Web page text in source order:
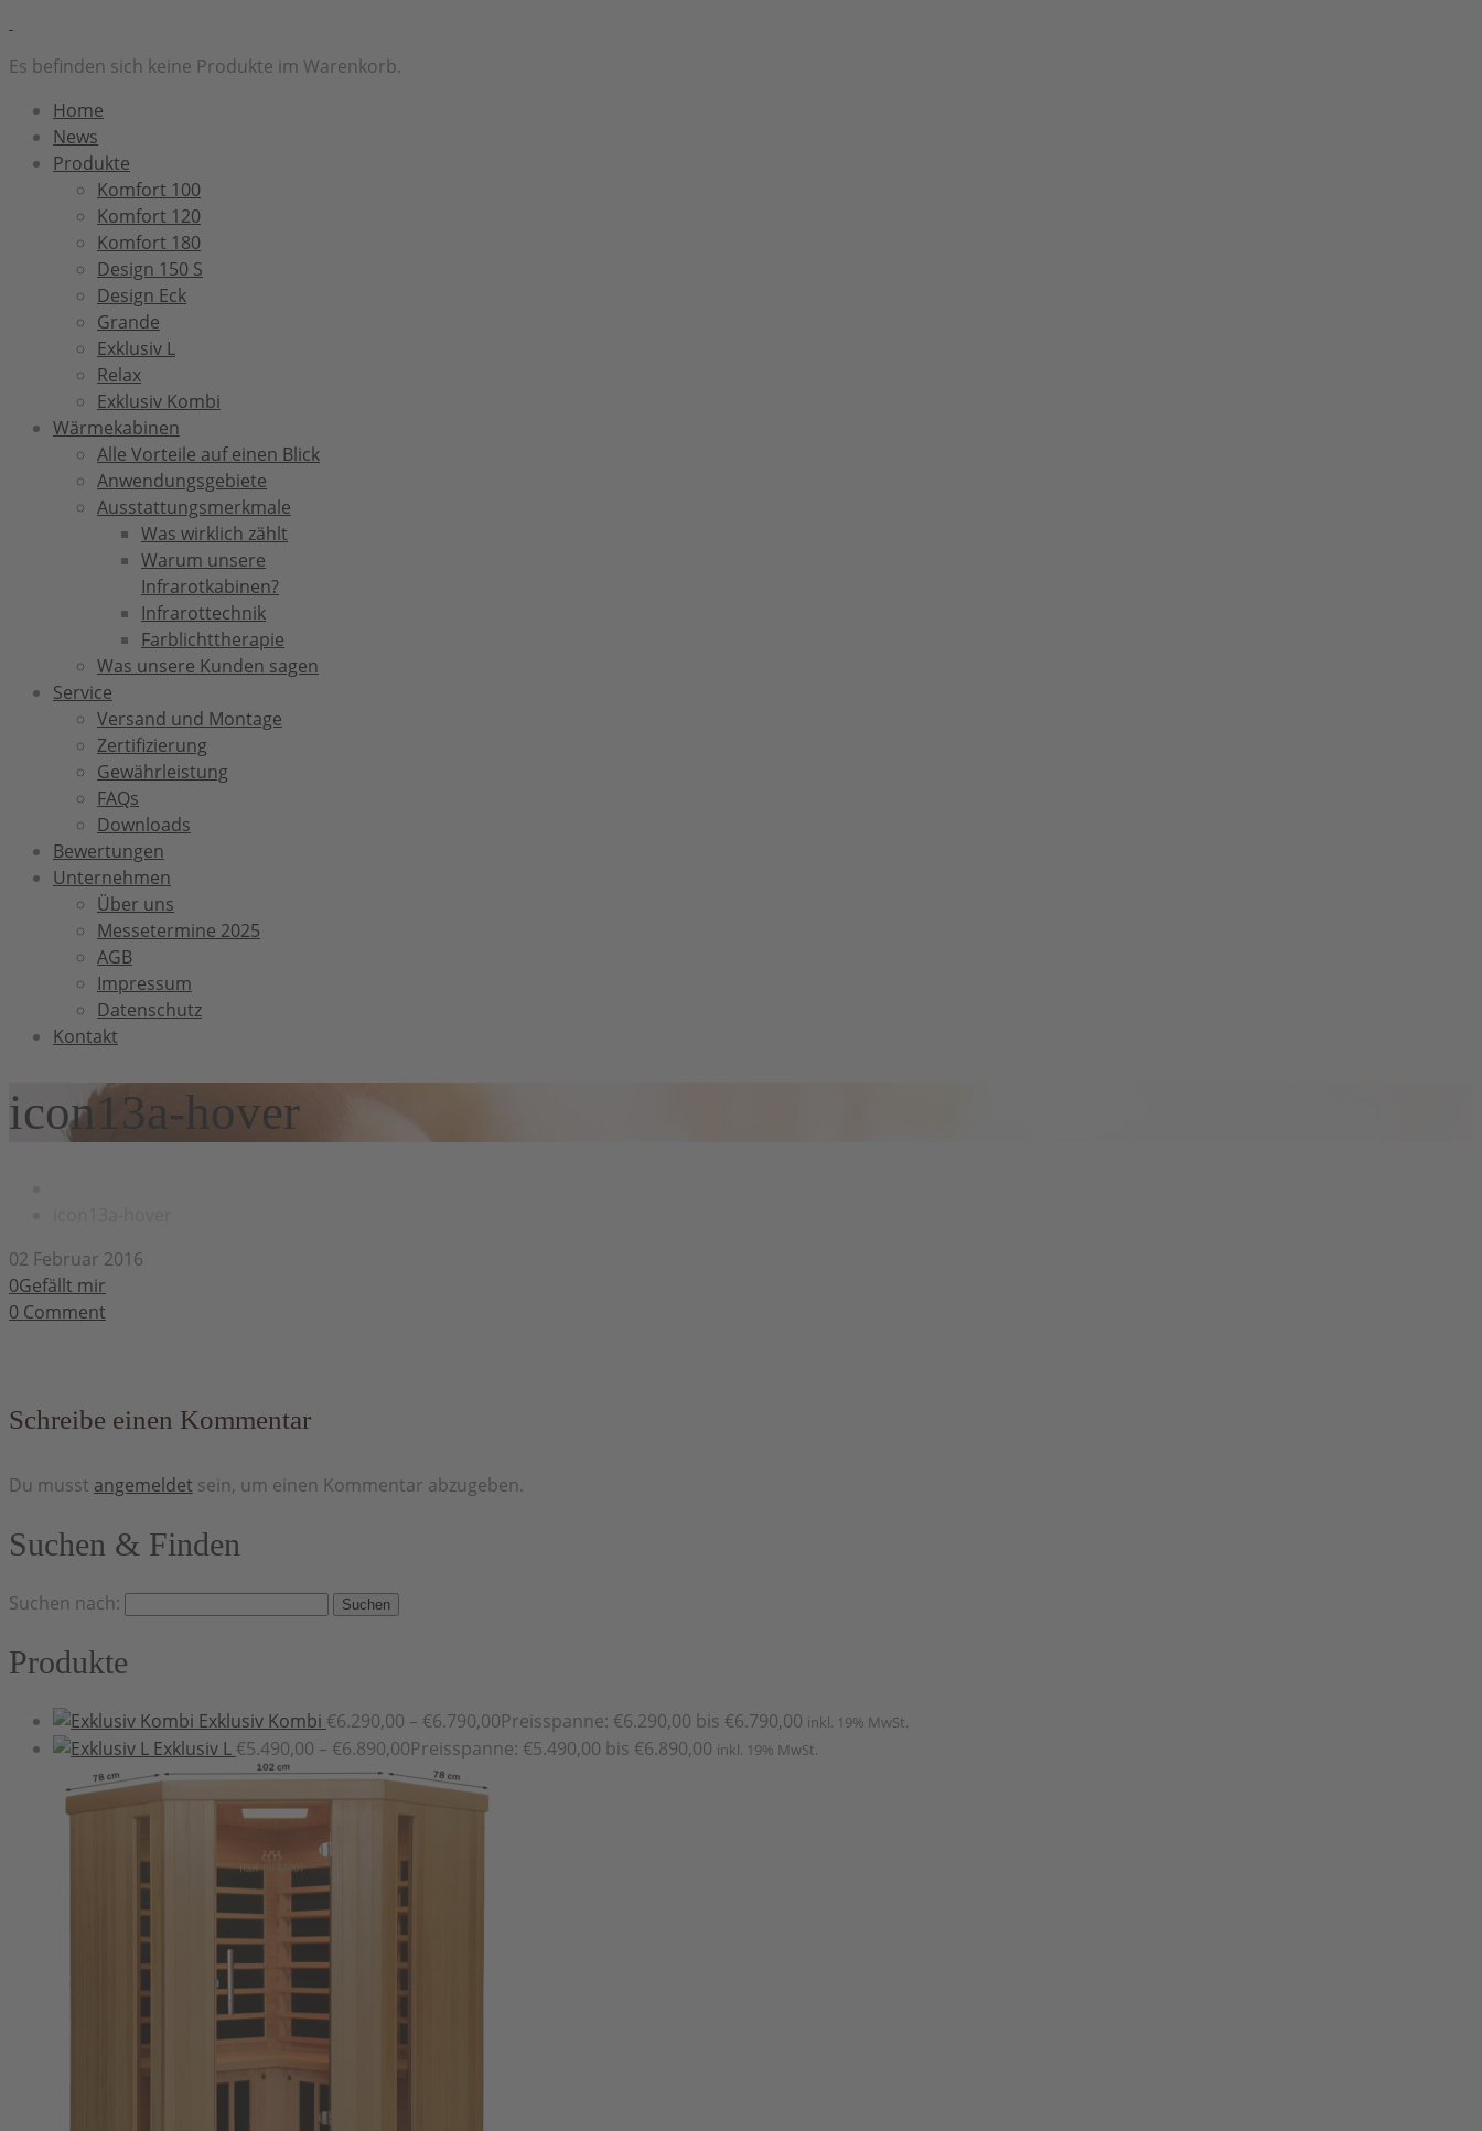
Es befinden sich keine Produkte im Warenkorb.
Home
News
Produkte
Komfort 100
Komfort 120
Komfort 180
Design 150 S
Design Eck
Grande
Exklusiv L
Relax
Exklusiv Kombi
Wärmekabinen
Alle Vorteile auf einen Blick
Anwendungsgebiete
Ausstattungsmerkmale
Was wirklich zählt
Warum unsere
Infrarotkabinen?
Infrarottechnik
Farblichttherapie
Was unsere Kunden sagen
Service
Versand und Montage
Zertifizierung
Gewährleistung
FAQs
Downloads
Bewertungen
Unternehmen
Über uns
Messetermine 2025
AGB
Impressum
Datenschutz
Kontakt
icon13a-hover
02 Februar 2016
0Gefällt mir
0 Comment
Schreibe einen Kommentar
Du musst angemeldet sein, um einen Kommentar abzugeben.
Suchen & Finden
Suchen nach:
Produkte
Exklusiv Kombi €6.290,00 – €6.790,00Preisspanne: €6.290,00 bis €6.790,00 inkl. 19% MwSt.
Exklusiv L €5.490,00 – €6.890,00Preisspanne: €5.490,00 bis €6.890,00 inkl. 19% MwSt.